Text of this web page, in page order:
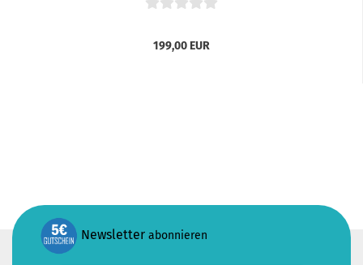
199,00 EUR
Newsletter abonnieren